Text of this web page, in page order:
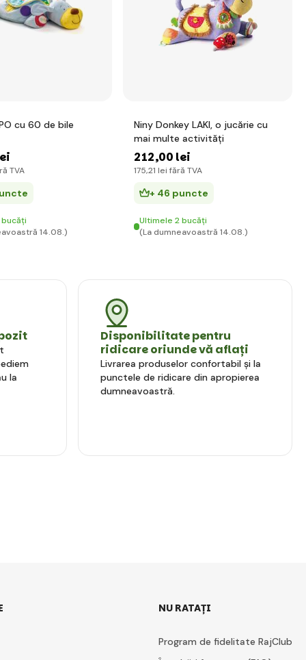
cu 60 de bile
TVA
14.08.)
Niny Donkey LAKI, o jucărie cu
mai multe activități
212,00 lei
175,21 lei fără TVA
+ 46 puncte
Ultimele 2 bucăți
(La dumneavoastră 14.08.)
la
Disponibilitate pentru
ridicare oriunde vă aflați
Livrarea produselor confortabil și la
punctele de ridicare din apropierea
dumneavoastră.
NU RATAȚI
Program de fidelitate RajClub